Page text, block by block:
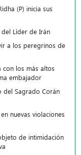
(P) inicia sus
Líder de Irán
a los peregrinos de
con los más altos
embajador
del Sagrado Corán
nuevas violaciones
de intimidación